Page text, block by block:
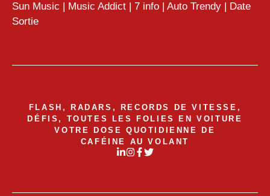
Sun Music
Music Addict 7 info Auto Trendy
Date
Sortie
FLASH, RADARS, RECORDS DE VITESSE,
DÉFIS, TOUTES LES FOLIES EN VOITURE
VOTRE DOSE QUOTIDIENNE DE
CAFÉINE AU VOLANT